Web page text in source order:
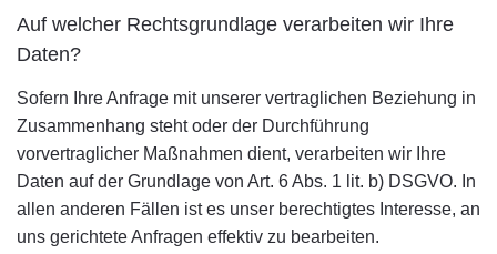
Auf welcher Rechtsgrundlage verarbeiten wir Ihre
Daten?
Sofern Ihre Anfrage mit unserer vertraglichen Beziehung in
Zusammenhang steht oder der Durchführung
vorvertraglicher Maßnahmen dient, verarbeiten wir Ihre
Daten auf der Grundlage von Art. 6 Abs. 1 lit. b) DSGVO. In
allen anderen Fällen ist es unser berechtigtes Interesse, an
uns gerichtete Anfragen effektiv zu bearbeiten.